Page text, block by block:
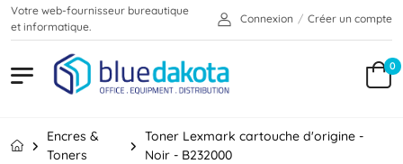
Votre web-fournisseur bureautique
et informatique.
Connexion / Créer un compte
0
Encres &
Toners
Toner Lexmark cartouche d'origine -
Noir - B232000